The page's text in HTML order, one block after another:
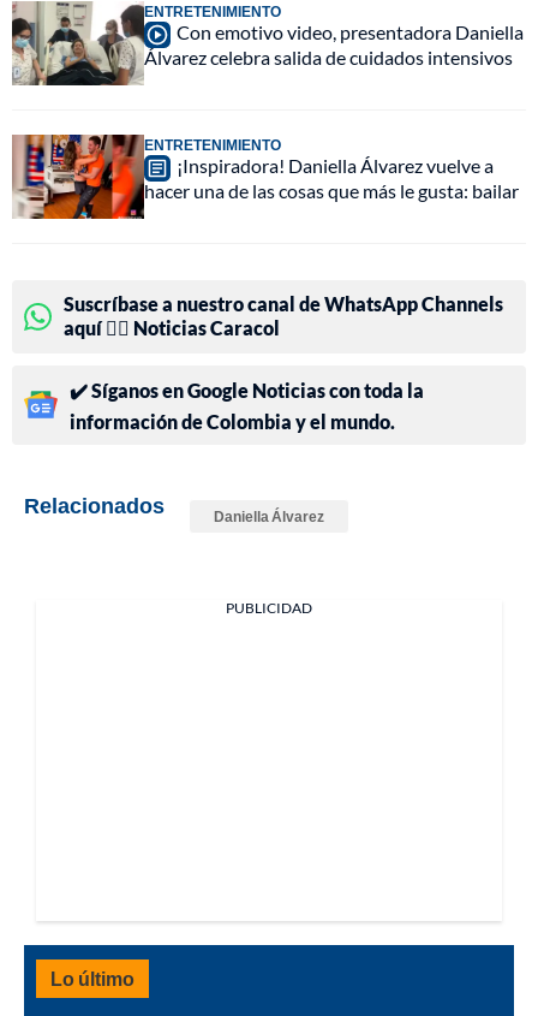
ENTRETENIMIENTO
Con emotivo video, presentadora Daniella
Álvarez celebra salida de cuidados intensivos
ENTRETENIMIENTO
¡Inspiradora! Daniella Álvarez vuelve a
hacer una de las cosas que más le gusta: bailar
Suscríbase a nuestro canal de WhatsApp Channels
aquí 👉🏻 Noticias Caracol
✔️ Síganos en Google Noticias con toda la
información de Colombia y el mundo.
Relacionados Daniella Álvarez
PUBLICIDAD
Lo último